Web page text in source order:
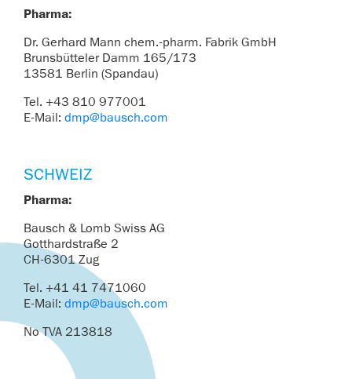
Pharma:
Dr. Gerhard Mann chem.-pharm. Fabrik GmbH
Brunsbütteler Damm 165/173
13581 Berlin (Spandau)
Tel. +43 810 977001
E-Mail: dmp@bausch.com
SCHWEIZ
Pharma:
Bausch & Lomb Swiss AG
Gotthardstraße 2
CH-6301 Zug
Tel. +41 41 7471060
E-Mail: dmp@bausch.com
No TVA 213818